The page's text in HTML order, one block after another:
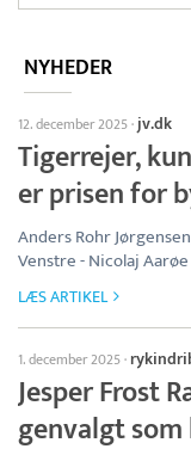
NYHEDER
12. december 2025·jv.dk
Tigerrejer,
er prisen for
Anders Rohr
Venstre - Nicolaj
LÆS ARTIKEL
1. december 2025·
Jesper Frost
genvalgt